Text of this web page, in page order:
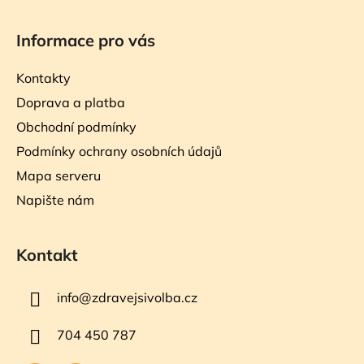
Informace pro vás
Kontakty
Doprava a platba
Obchodní podmínky
Podmínky ochrany osobních údajů
Mapa serveru
Napište nám
Kontakt
info@zdravejsivolba.cz
704 450 787